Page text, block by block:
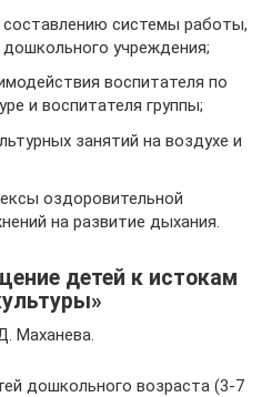
системы работы,
учреждения;
воспитателя по
и воспитателя группы;
занятий на воздухе и
оздоровительной
на развитие дыхания.
детей к истокам
Маханева.
дошкольного возраста (3-7